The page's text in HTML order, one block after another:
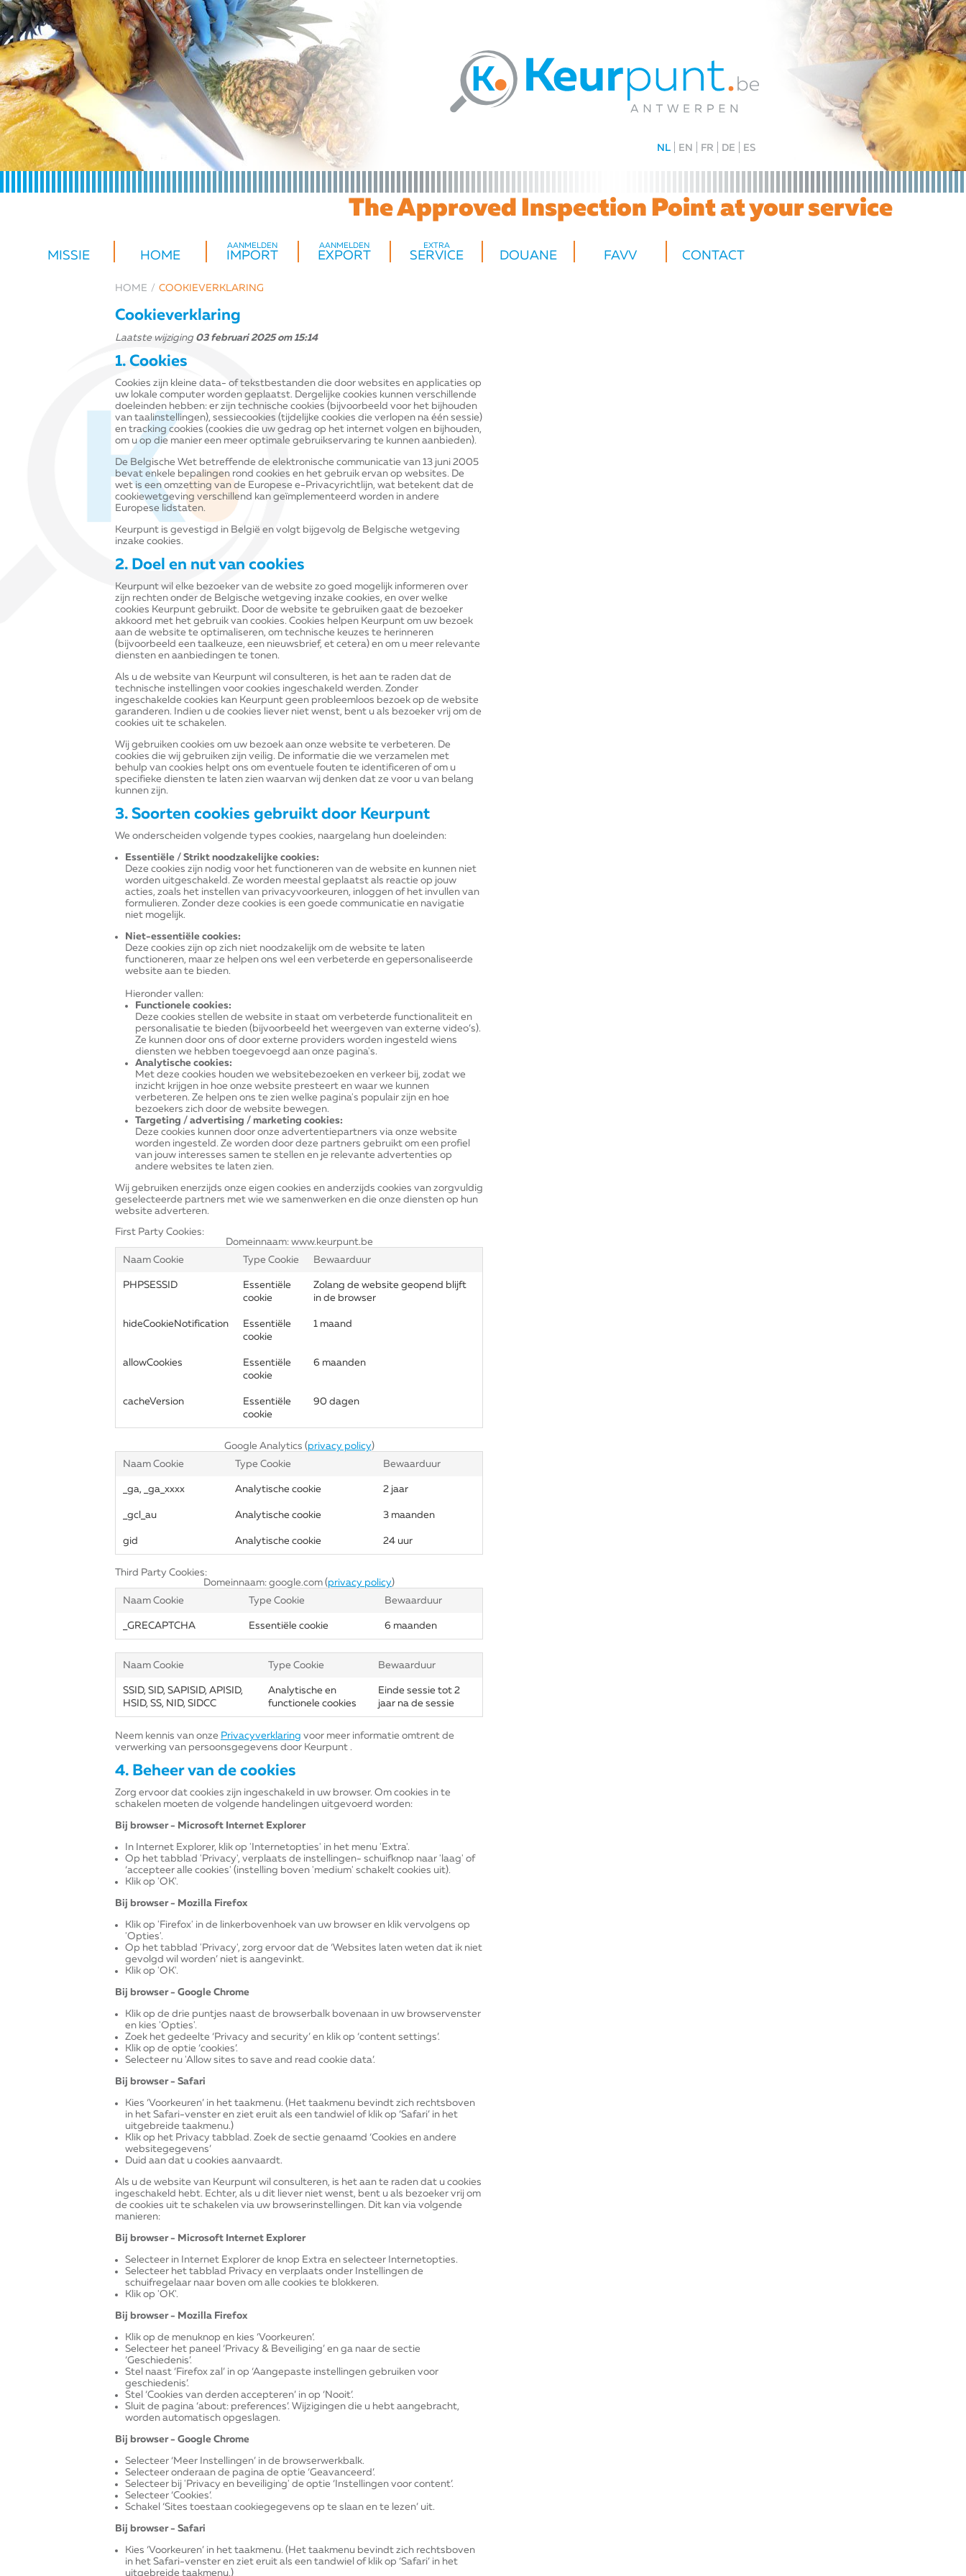
NL EN FR DE ES
The Approved Inspection Point at your service
MISSIE HOME
AANMELDEN
IMPORT
AANMELDEN
EXPORT
EXTRA
SERVICE DOUANE FAVV CONTACT
HOME COOKIEVERKLARING
Cookieverklaring
Laatste wijziging 03 februari 2025 om 15:14
1. Cookies
Cookies zijn kleine data- of tekstbestanden die door websites en applicaties op
uw lokale computer worden geplaatst. Dergelijke cookies kunnen verschillende
doeleinden hebben: er zijn technische cookies (bijvoorbeeld voor het bijhouden
van taalinstellingen), sessiecookies (tijdelijke cookies die verlopen na één sessie)
en tracking cookies (cookies die uw gedrag op het internet volgen en bijhouden,
om u op die manier een meer optimale gebruikservaring te kunnen aanbieden).
De Belgische Wet betreffende de elektronische communicatie van 13 juni 2005
bevat enkele bepalingen rond cookies en het gebruik ervan op websites. De
wet is een omzetting van de Europese e-Privacyrichtlijn, wat betekent dat de
cookiewetgeving verschillend kan geïmplementeerd worden in andere
Europese lidstaten.
Keurpunt is gevestigd in België en volgt bijgevolg de Belgische wetgeving
inzake cookies.
2. Doel en nut van cookies
Keurpunt wil elke bezoeker van de website zo goed mogelijk informeren over
zijn rechten onder de Belgische wetgeving inzake cookies, en over welke
cookies Keurpunt gebruikt. Door de website te gebruiken gaat de bezoeker
akkoord met het gebruik van cookies. Cookies helpen Keurpunt om uw bezoek
aan de website te optimaliseren, om technische keuzes te herinneren
(bijvoorbeeld een taalkeuze, een nieuwsbrief, et cetera) en om u meer relevante
diensten en aanbiedingen te tonen.
Als u de website van Keurpunt wil consulteren, is het aan te raden dat de
technische instellingen voor cookies ingeschakeld werden. Zonder
ingeschakelde cookies kan Keurpunt geen probleemloos bezoek op de website
garanderen. Indien u de cookies liever niet wenst, bent u als bezoeker vrij om de
cookies uit te schakelen.
Wij gebruiken cookies om uw bezoek aan onze website te verbeteren. De
cookies die wij gebruiken zijn veilig. De informatie die we verzamelen met
behulp van cookies helpt ons om eventuele fouten te identificeren of om u
specifieke diensten te laten zien waarvan wij denken dat ze voor u van belang
kunnen zijn.
3. Soorten cookies gebruikt door Keurpunt
We onderscheiden volgende types cookies, naargelang hun doeleinden:
Essentiële / Strikt noodzakelijke cookies:
Deze cookies zijn nodig voor het functioneren van de website en kunnen niet
worden uitgeschakeld. Ze worden meestal geplaatst als reactie op jouw
acties, zoals het instellen van privacyvoorkeuren, inloggen of het invullen van
formulieren. Zonder deze cookies is een goede communicatie en navigatie
niet mogelijk.
Niet-essentiële cookies:
Deze cookies zijn op zich niet noodzakelijk om de website te laten
functioneren, maar ze helpen ons wel een verbeterde en gepersonaliseerde
website aan te bieden.
Hieronder vallen:
Functionele cookies:
Deze cookies stellen de website in staat om verbeterde functionaliteit en
personalisatie te bieden (bijvoorbeeld het weergeven van externe video’s).
Ze kunnen door ons of door externe providers worden ingesteld wiens
diensten we hebben toegevoegd aan onze pagina's.
Analytische cookies:
Met deze cookies houden we websitebezoeken en verkeer bij, zodat we
inzicht krijgen in hoe onze website presteert en waar we kunnen
verbeteren. Ze helpen ons te zien welke pagina's populair zijn en hoe
bezoekers zich door de website bewegen.
Targeting / advertising / marketing cookies:
Deze cookies kunnen door onze advertentiepartners via onze website
worden ingesteld. Ze worden door deze partners gebruikt om een profiel
van jouw interesses samen te stellen en je relevante advertenties op
andere websites te laten zien.
Wij gebruiken enerzijds onze eigen cookies en anderzijds cookies van zorgvuldig
geselecteerde partners met wie we samenwerken en die onze diensten op hun
website adverteren.
First Party Cookies:
Domeinnaam: www.keurpunt.be
Naam Cookie
Type Cookie Bewaarduur
PHPSESSID
Essentiële
cookie
Zolang de website geopend blijft
in de browser
hideCookieNotification
Essentiële
cookie
1 maand
allowCookies
Essentiële
cookie
6 maanden
cacheVersion
Essentiële
cookie
90 dagen
Google Analytics (privacy policy)
Naam Cookie
Type Cookie Bewaarduur
_ga, _ga_xxxx Analytische cookie 2 jaar
_gcl_au Analytische cookie 3 maanden
gid Analytische cookie 24 uur
Third Party Cookies:
Domeinnaam: google.com (privacy policy)
Naam Cookie
Type Cookie Bewaarduur
_GRECAPTCHA Essentiële cookie 6 maanden
Naam Cookie Type Cookie Bewaarduur
SSID, SID, SAPISID, APISID,
HSID, SS, NID, SIDCC
Analytische en
functionele cookies
Einde sessie tot 2
jaar na de sessie
Neem kennis van onze Privacyverklaring voor meer informatie omtrent de
verwerking van persoonsgegevens door Keurpunt .
4. Beheer van de cookies
Zorg ervoor dat cookies zijn ingeschakeld in uw browser. Om cookies in te
schakelen moeten de volgende handelingen uitgevoerd worden:
Bij browser - Microsoft Internet Explorer
In Internet Explorer, klik op 'Internetopties' in het menu 'Extra'.
Op het tabblad 'Privacy', verplaats de instellingen- schuifknop naar 'laag' of
‘accepteer alle cookies' (instelling boven 'medium' schakelt cookies uit).
Klik op 'OK'.
Bij browser - Mozilla Firefox
Klik op 'Firefox' in de linkerbovenhoek van uw browser en klik vervolgens op
'Opties'.
Op het tabblad 'Privacy', zorg ervoor dat de ‘Websites laten weten dat ik niet
gevolgd wil worden’ niet is aangevinkt.
Klik op 'OK'.
Bij browser - Google Chrome
Klik op de drie puntjes naast de browserbalk bovenaan in uw browservenster
en kies 'Opties'.
Zoek het gedeelte ‘Privacy and security’ en klik op ‘content settings’.
Klik op de optie ‘cookies’.
Selecteer nu 'Allow sites to save and read cookie data’.
Bij browser - Safari
Kies ‘Voorkeuren’ in het taakmenu. (Het taakmenu bevindt zich rechtsboven
in het Safari-venster en ziet eruit als een tandwiel of klik op ‘Safari’ in het
uitgebreide taakmenu.)
Klik op het Privacy tabblad. Zoek de sectie genaamd ‘Cookies en andere
websitegegevens’
Duid aan dat u cookies aanvaardt.
Als u de website van Keurpunt wil consulteren, is het aan te raden dat u cookies
ingeschakeld hebt. Echter, als u dit liever niet wenst, bent u als bezoeker vrij om
de cookies uit te schakelen via uw browserinstellingen. Dit kan via volgende
manieren:
Bij browser - Microsoft Internet Explorer
Selecteer in Internet Explorer de knop Extra en selecteer Internetopties.
Selecteer het tabblad Privacy en verplaats onder Instellingen de
schuifregelaar naar boven om alle cookies te blokkeren.
Klik op 'OK'.
Bij browser - Mozilla Firefox
Klik op de menuknop en kies ‘Voorkeuren’.
Selecteer het paneel ‘Privacy & Beveiliging’ en ga naar de sectie
‘Geschiedenis’.
Stel naast ‘Firefox zal’ in op ‘Aangepaste instellingen gebruiken voor
geschiedenis’.
Stel ‘Cookies van derden accepteren’ in op ‘Nooit’.
Sluit de pagina ‘about: preferences’. Wijzigingen die u hebt aangebracht,
worden automatisch opgeslagen.
Bij browser - Google Chrome
Selecteer ‘Meer Instellingen’ in de browserwerkbalk.
Selecteer onderaan de pagina de optie ‘Geavanceerd’.
Selecteer bij 'Privacy en beveiliging' de optie ‘Instellingen voor content’.
Selecteer ‘Cookies’.
Schakel ‘Sites toestaan cookiegegevens op te slaan en te lezen’ uit.
Bij browser - Safari
Kies ‘Voorkeuren’ in het taakmenu. (Het taakmenu bevindt zich rechtsboven
in het Safari-venster en ziet eruit als een tandwiel of klik op ‘Safari’ in het
uitgebreide taakmenu.)